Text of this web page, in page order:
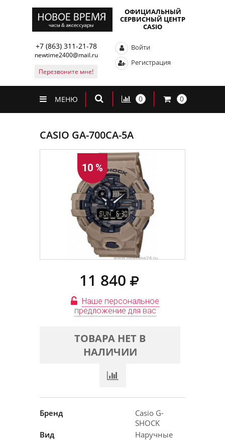
ОФИЦИАЛЬНЫЙ
СЕРВИСНЫЙ ЦЕНТР
CASIO
+7 (863) 311-21-78
newtime2400@mail.ru
Перезвоните мне!
Войти
Регистрация
МЕНЮ 0 0
CASIO GA-700CA-5A
10 %
11 840
Наше персональное
предложение для вас
ТОВАРА НЕТ В
НАЛИЧИИ
Бренд
Casio G-
SHOCK
Вид
Наручные